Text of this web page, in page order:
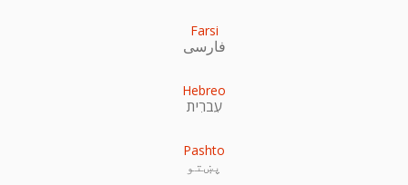
Farsi
فارسی
Hebreo
עִברִית
Pashto
پښتو